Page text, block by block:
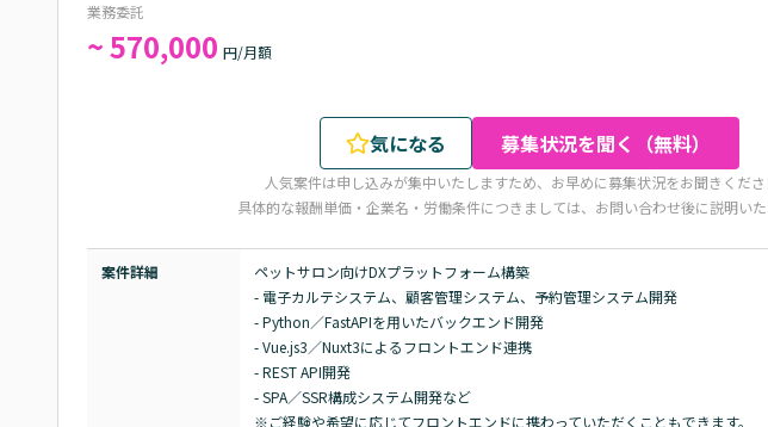
業務委託
~ 570,000 円/月額
気になる 募集状況を聞く（無料）
人気案件は申し込みが集中いたしますため、お早めに募集状況をお聞きくださ
具体的な報酬単価・企業名・労働条件につきましては、お問い合わせ後に説明いた
案件詳細
ペットサロン向けDXプラットフォーム構築
- 電子カルテシステム、顧客管理システム、予約管理システム開発
- Python／FastAPIを用いたバックエンド開発
- Vue.js3／Nuxt3によるフロントエンド連携
- REST API開発
- SPA／SSR構成システム開発など
※ご経験や希望に応じてフロントエンドに携わっていただくこともできます。